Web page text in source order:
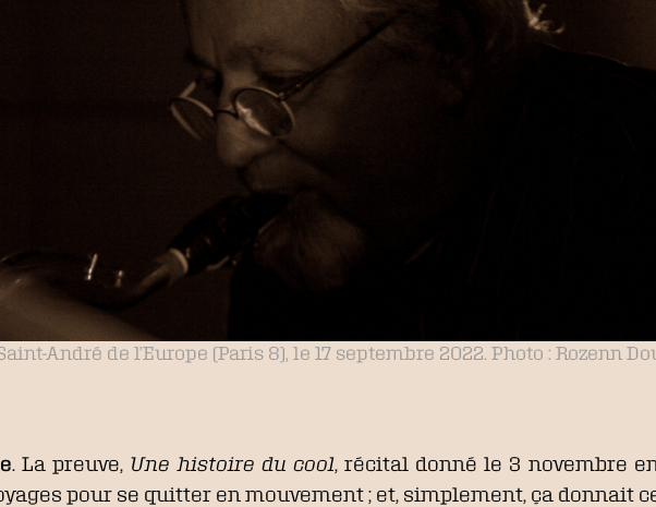
André de l’Europe (Paris 8), le 17 septembre 2022. Photo : Rozenn
. La preuve, Une histoire du cool, récital donné le 3 novembre
pour se quitter en mouvement ; et, simplement, ça donnait